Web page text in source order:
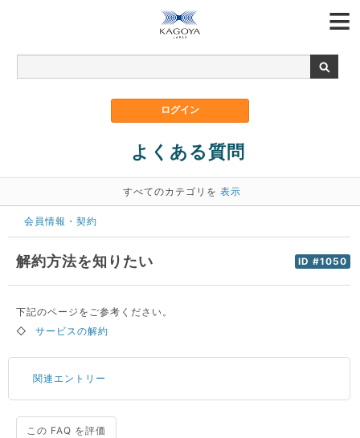
よくある質問
すべてのカテゴリを 表示
会員情報・契約
ID #1050
解約方法を知りたい
下記のページをご参考ください。
◇
サービスの解約
関連エントリー
サーバーが重いので調査してほしい
この FAQ を評価